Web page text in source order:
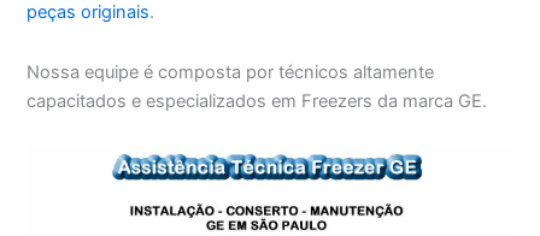
peças originais.
Nossa equipe é composta por técnicos altamente
capacitados e especializados em Freezers da marca GE.